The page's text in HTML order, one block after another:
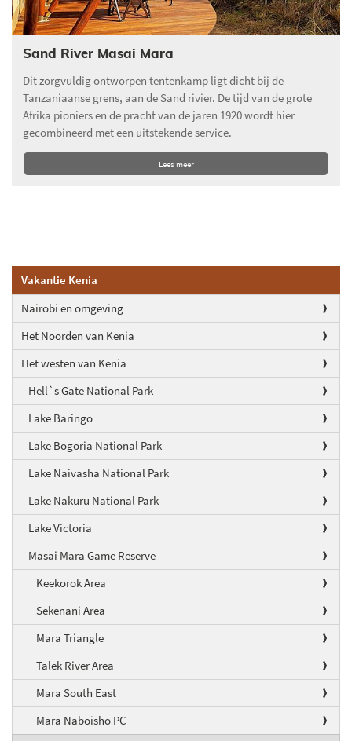
Vakantie Kenia
Nairobi en omgeving
Het Noorden van Kenia
Het westen van Kenia
Hell`s Gate National Park
Lake Baringo
Lake Bogoria National Park
Lake Naivasha National Park
Lake Nakuru National Park
Lake Victoria
Masai Mara Game Reserve
Keekorok Area
Sekenani Area
Mara Triangle
Talek River Area
Mara South East
Mara Naboisho PC
Sand River Masai Mara
Dit zorgvuldig ontworpen tentenkamp ligt dicht bij de
Tanzaniaanse grens, aan de Sand rivier. De tijd van de grote
Afrika pioniers en de pracht van de jaren 1920 wordt hier
gecombineerd met een uitstekende service.
Lees meer